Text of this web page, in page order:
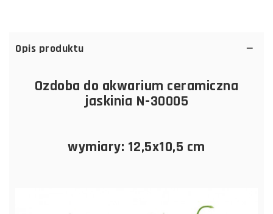
Opis produktu
Ozdoba do akwarium ceramiczna
jaskinia N-30005
wymiary: 12,5x10,5 cm